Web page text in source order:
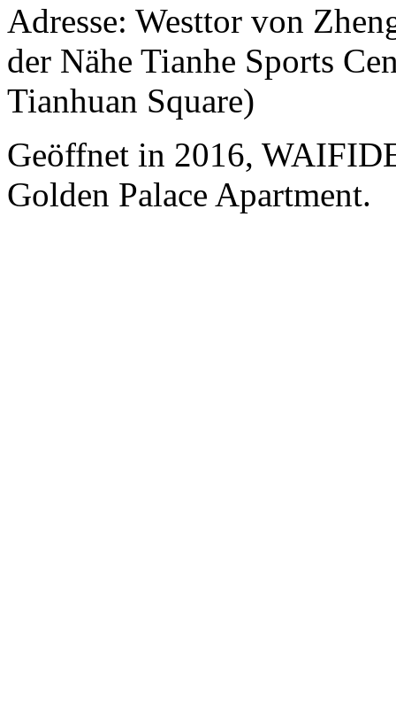
Adresse: Westtor von
der Nähe Tianhe Sports
Tianhuan Square)
Geöffnet in 2016,
Golden Palace Apartment.